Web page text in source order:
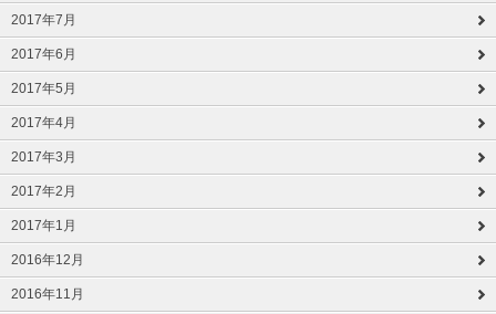
2017年7月
2017年6月
2017年5月
2017年4月
2017年3月
2017年2月
2017年1月
2016年12月
2016年11月